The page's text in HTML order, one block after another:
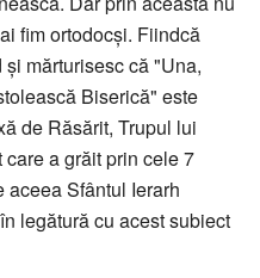
fim ortodocși. Fiindcă
mărturisesc că "Una,
Biserică" este
de Răsărit, Trupul lui
a grăit prin cele 7
Sfântul Ierarh
legătură cu acest subiect